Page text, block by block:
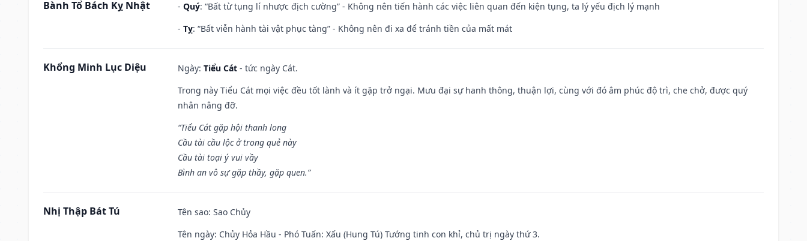
Bành Tổ Bách Kỵ Nhật - Quý: “Bất từ tụng lí nhược địch cường” - Không nên tiến hành các việc liên quan đến kiện tụng, ta lý yếu địch lý mạnh
- Tỵ: “Bất viễn hành tài vật phục tàng” - Không nên đi xa để tránh tiền của mất mát
Khổng Minh Lục Diệu Ngày: Tiểu Cát - tức ngày Cát.
Trong này Tiểu Cát mọi việc đều tốt lành và ít gặp trở ngại. Mưu đại sự hanh thông, thuận lợi, cùng với đó âm phúc độ trì, che chở, được quý
nhân nâng đỡ.
“Tiểu Cát gặp hội thanh long
Cầu tài cầu lộc ở trong quẻ này
Cầu tài toại ý vui vầy
Bình an vô sự gặp thầy, gặp quen.”
Nhị Thập Bát Tú Tên sao: Sao Chủy
Tên ngày: Chủy Hỏa Hầu - Phó Tuấn: Xấu (Hung Tú) Tướng tinh con khỉ, chủ trị ngày thứ 3.